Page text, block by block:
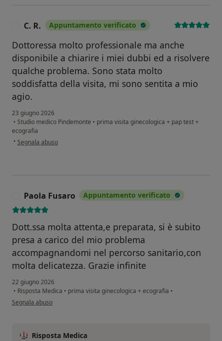
C. R. Appuntamento verificato
Dottoressa molto professionale ma anche
disponibile a chiarire i miei dubbi ed a risolvere
qualche problema. Sono stata molto
soddisfatta della visita, mi sono sentita a mio
agio.
23 giugno 2026
• Studio medico Pindemonte • prima visita ginecologica + pap test +
ecografia
• secondo l'opinione dell'utente C. R.
Segnala abuso
Paola Fusaro Appuntamento verificato
Dott.ssa molta attenta,e preparata, si è subito
presa a carico del mio problema
accompagnandomi nel percorso sanitario,con
molta delicatezza. Grazie infinite
22 giugno 2026
• Risposta Medica • prima visita ginecologica + ecografia •
secondo l'opinione dell'utente Paola Fusaro
Segnala abuso
Risposta Medica